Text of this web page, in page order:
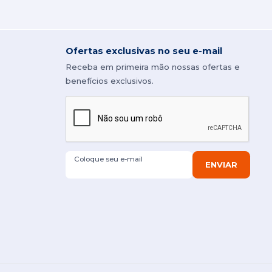
Ofertas exclusivas no seu e-mail
Receba em primeira mão nossas ofertas e
benefícios exclusivos.
Coloque seu e-mail
ENVIAR